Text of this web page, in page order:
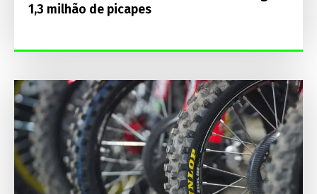
1,3 milhão de picapes